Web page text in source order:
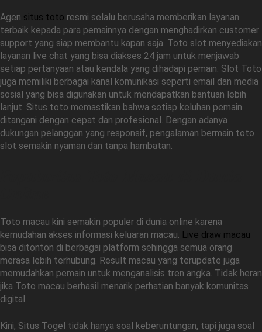
Agen situs toto resmi selalu berusaha memberikan layanan
terbaik kepada para pemainnya dengan menghadirkan customer
support yang siap membantu kapan saja. Toto slot menyediakan
layanan live chat yang bisa diakses 24 jam untuk menjawab
setiap pertanyaan atau kendala yang dihadapi pemain. Slot Toto
juga memiliki berbagai kanal komunikasi seperti email dan media
sosial yang bisa digunakan untuk mendapatkan bantuan lebih
lanjut. Situs toto memastikan bahwa setiap keluhan pemain
ditangani dengan cepat dan profesional. Dengan adanya
dukungan pelanggan yang responsif, pengalaman bermain toto
slot semakin nyaman dan tanpa hambatan.
Toto macau kini semakin populer di dunia online karena
kemudahan akses informasi keluaran macau. Live draw macau
bisa ditonton di berbagai platform sehingga semua orang
merasa lebih terhubung. Result macau yang terupdate juga
memudahkan pemain untuk menganalisis tren angka. Tidak heran
jika Toto macau berhasil menarik perhatian banyak komunitas
digital.
Kini, Situs Togel tidak hanya soal keberuntungan, tapi juga soal